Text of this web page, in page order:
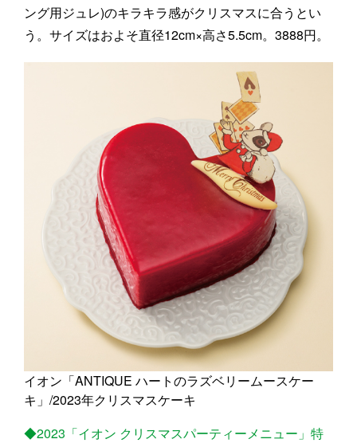
ング用ジュレ)のキラキラ感がクリスマスに合うとい
う。サイズはおよそ直径12cm×高さ5.5cm。3888円。
イオン「ANTIQUE ハートのラズベリームースケー
キ」/2023年クリスマスケーキ
◆2023「イオン クリスマスパーティーメニュー」特